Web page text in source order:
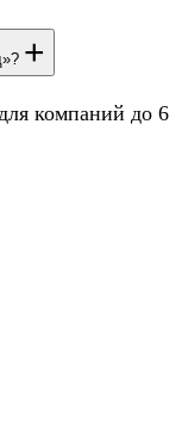
+
компаний до 6